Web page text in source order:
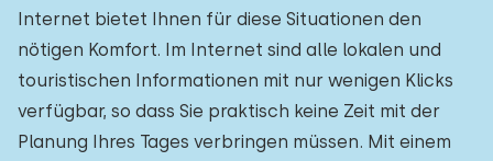
Internet bietet Ihnen für diese Situationen den
nötigen Komfort. Im Internet sind alle lokalen und
touristischen Informationen mit nur wenigen Klicks
verfügbar, so dass Sie praktisch keine Zeit mit der
Planung Ihres Tages verbringen müssen. Mit einem